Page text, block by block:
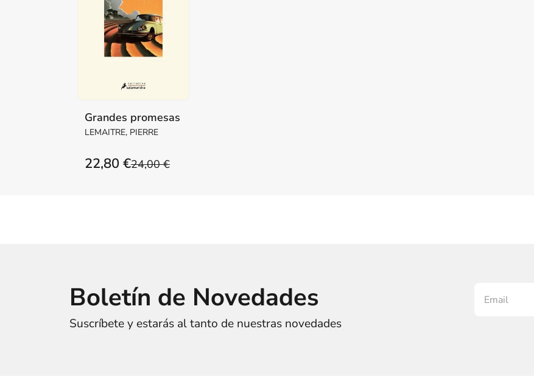
Grandes promesas
LEMAITRE, PIERRE
24,00 €
22,80 €
Boletín de Novedades
Suscríbete y estarás al tanto de nuestras novedades